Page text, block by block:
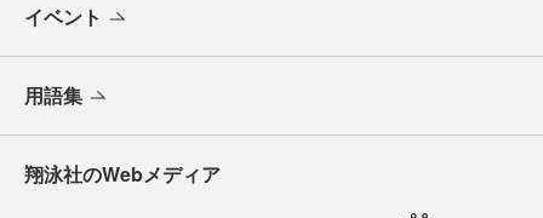
イベント
用語集
翔泳社のWebメディア